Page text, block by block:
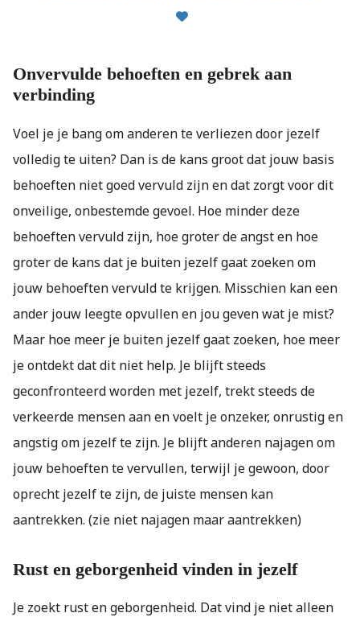
Onvervulde behoeften en gebrek aan
verbinding
Voel je je bang om anderen te verliezen door jezelf
volledig te uiten? Dan is de kans groot dat jouw basis
behoeften niet goed vervuld zijn en dat zorgt voor dit
onveilige, onbestemde gevoel. Hoe minder deze
behoeften vervuld zijn, hoe groter de angst en hoe
groter de kans dat je buiten jezelf gaat zoeken om
jouw behoeften vervuld te krijgen. Misschien kan een
ander jouw leegte opvullen en jou geven wat je mist?
Maar hoe meer je buiten jezelf gaat zoeken, hoe meer
je ontdekt dat dit niet help. Je blijft steeds
geconfronteerd worden met jezelf, trekt steeds de
verkeerde mensen aan en voelt je onzeker, onrustig en
angstig om jezelf te zijn. Je blijft anderen najagen om
jouw behoeften te vervullen, terwijl je gewoon, door
oprecht jezelf te zijn, de juiste mensen kan
aantrekken. (zie niet najagen maar aantrekken)
Rust en geborgenheid vinden in jezelf
Je zoekt rust en geborgenheid. Dat vind je niet alleen